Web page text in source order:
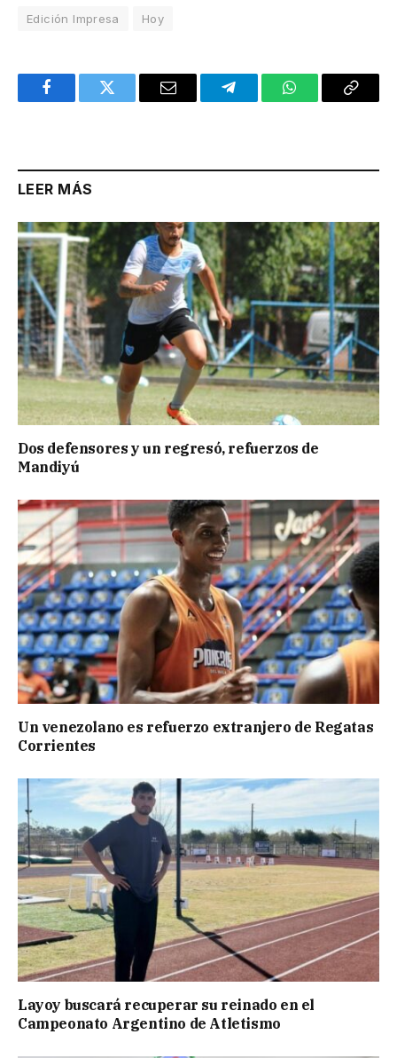
Edición Impresa Hoy
FacebookTwitter Email TelegramWhatsAppCopy
LEER MÁS
Dos defensores y un regresó, refuerzos de
Mandiyú
Un venezolano es refuerzo extranjero de Regatas
Corrientes
Layoy buscará recuperar su reinado en el
Campeonato Argentino de Atletismo